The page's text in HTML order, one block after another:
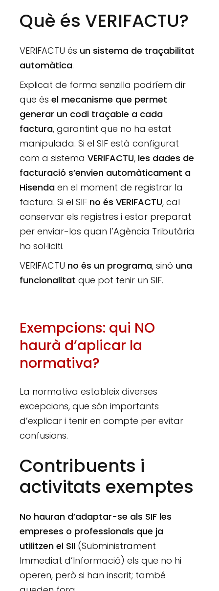
Què és VERIFACTU?
VERIFACTU és un sistema de traçabilitat
automàtica.
Explicat de forma senzilla podríem dir
que ésel mecanisme que permet
generar un codi traçable a cada
factura, garantint que no ha estat
manipulada. Si el SIF està configurat
com a sistemaVERIFACTU, les dades de
facturació s’envien automàticament a
Hisenda en el moment de registrar la
factura. Si el SIF no és VERIFACTU, cal
conservar els registres i estar preparat
per enviar-los quan l’Agència Tributària
ho sol·liciti.
VERIFACTU no és un programa, sinó una
funcionalitat que pot tenir un SIF.
Exempcions: qui NO
haurà d’aplicar la
normativa?
La normativa estableix diverses
excepcions, que són importants
d’explicar i tenir en compte per evitar
confusions.
Contribuents i
activitats exemptes
No hauran d’adaptar-se als SIF les
empreses o professionals que ja
utilitzen el SII (Subministrament
Immediat d’Informació) els que no hi
operen, però si han inscrit; també